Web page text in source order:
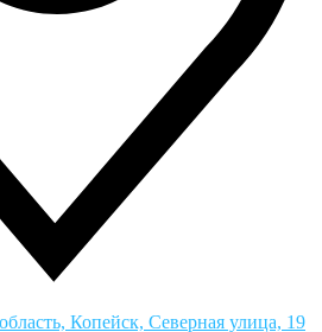
Копейск, Северная улица, 19